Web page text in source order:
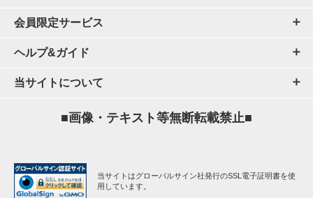
会員限定サービス
ヘルプ&ガイド
当サイトについて
■画像・テキスト等無断転載禁止■
当サイトはグローバルサイン社発行のSSL電子証明書を使
用しています。